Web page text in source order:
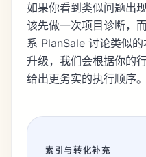
如果你看到类似问题出
该先做一次项目诊断，
系 PlanSale 讨论类似
升级，我们会根据你的
给出更务实的执行顺序。
索引与转化补充